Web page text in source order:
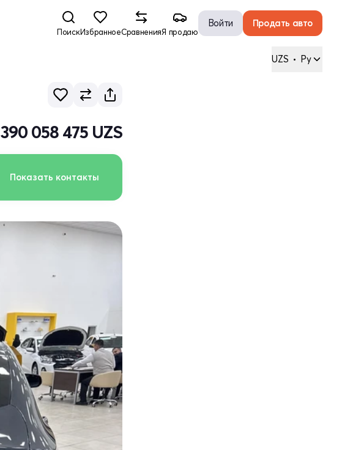
ПоискИзбранноеСравненияЯ продаю
Войти Продать авто
UZS • Ру
390 058 475 UZS
Показать контакты